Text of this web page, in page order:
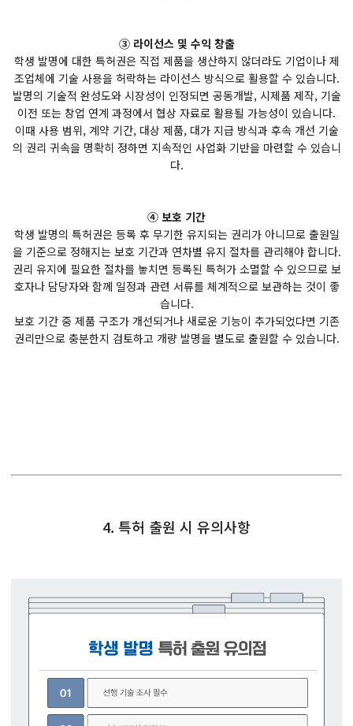
③ 라이선스 및 수익 창출
학생 발명에 대한 특허권은 직접 제품을 생산하지 않더라도 기업이나 제
조업체에 기술 사용을 허락하는 라이선스 방식으로 활용할 수 있습니다.
발명의 기술적 완성도와 시장성이 인정되면 공동개발, 시제품 제작, 기술
이전 또는 창업 연계 과정에서 협상 자료로 활용될 가능성이 있습니다.
이때 사용 범위, 계약 기간, 대상 제품, 대가 지급 방식과 후속 개선 기술
의 권리 귀속을 명확히 정하면 지속적인 사업화 기반을 마련할 수 있습니
다.
④ 보호 기간
학생 발명의 특허권은 등록 후 무기한 유지되는 권리가 아니므로 출원일
을 기준으로 정해지는 보호 기간과 연차별 유지 절차를 관리해야 합니다.
권리 유지에 필요한 절차를 놓치면 등록된 특허가 소멸할 수 있으므로 보
호자나 담당자와 함께 일정과 관련 서류를 체계적으로 보관하는 것이 좋
습니다.
보호 기간 중 제품 구조가 개선되거나 새로운 기능이 추가되었다면 기존
권리만으로 충분한지 검토하고 개량 발명을 별도로 출원할 수 있습니다.
4. 특허 출원 시 유의사항